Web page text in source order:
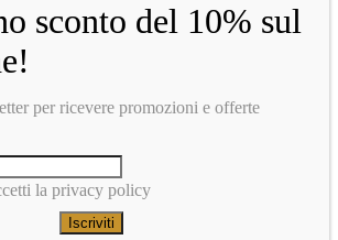
sconto del 10% sul
per ricevere promozioni e offerte
la privacy policy